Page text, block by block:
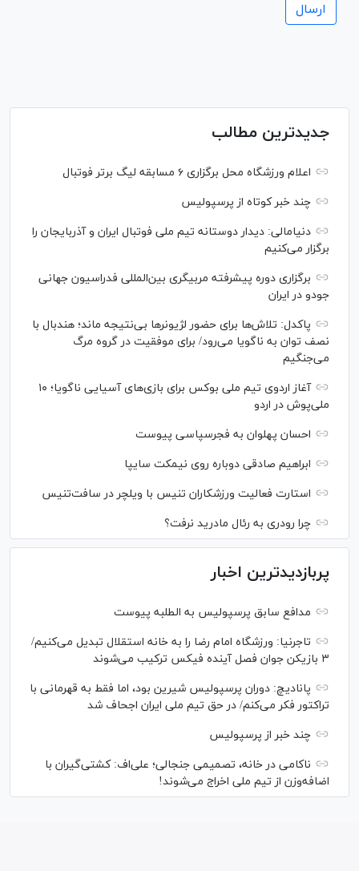
جدیدترین مطالب
اعلام ورزشگاه محل برگزاری ۶ مسابقه لیگ برتر فوتبال
چند خبر کوتاه از پرسپولیس
دنیامالی: دیدار دوستانه تیم ملی فوتبال ایران و آذربایجان را
برگزار می‌کنیم
برگزاری دوره پیشرفته مربیگری بین‌المللی فدراسیون جهانی
جودو در ایران
پاکدل: تلاش‌ها برای حضور لژیونر‌ها بی‌نتیجه ماند؛ هندبال با
نصف توان به ناگویا می‌رود/ برای موفقیت در گروه مرگ
می‌جنگیم
آغاز اردوی تیم ملی بوکس برای بازی‌های آسیایی ناگویا؛ ۱۰
ملی‌پوش در اردو
احسان پهلوان به فجرسپاسی پیوست
ابراهیم صادقی دوباره روی نیمکت سایپا
استارت فعالیت ورزشکاران تنیس با ویلچر در سافت‌تنیس
چرا رودری به رئال مادرید نرفت؟
پربازدیدترین اخبار
مدافع سابق پرسپولیس به الطلبه پیوست
تاجرنیا: ورزشگاه امام رضا را به خانه استقلال تبدیل می‌کنیم/
۳ بازیکن جوان فصل آینده فیکس ترکیب می‌شوند
پانادیچ: دوران پرسپولیس شیرین بود، اما فقط به قهرمانی با
تراکتور فکر می‌کنم/ در حق تیم ملی ایران اجحاف شد
چند خبر از پرسپولیس
ناکامی در خانه، تصمیمی جنجالی؛ علی‌اف: کشتی‌گیران با
اضافه‌وزن از تیم ملی اخراج می‌شوند!